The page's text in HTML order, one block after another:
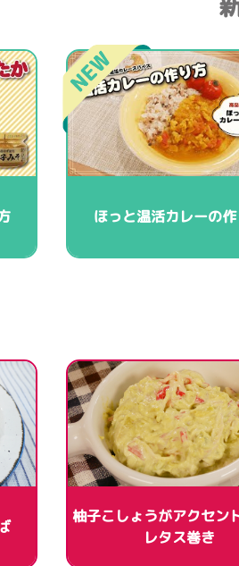
ほっと温活カレーの
柚子こしょうがアクセン
レタス巻き